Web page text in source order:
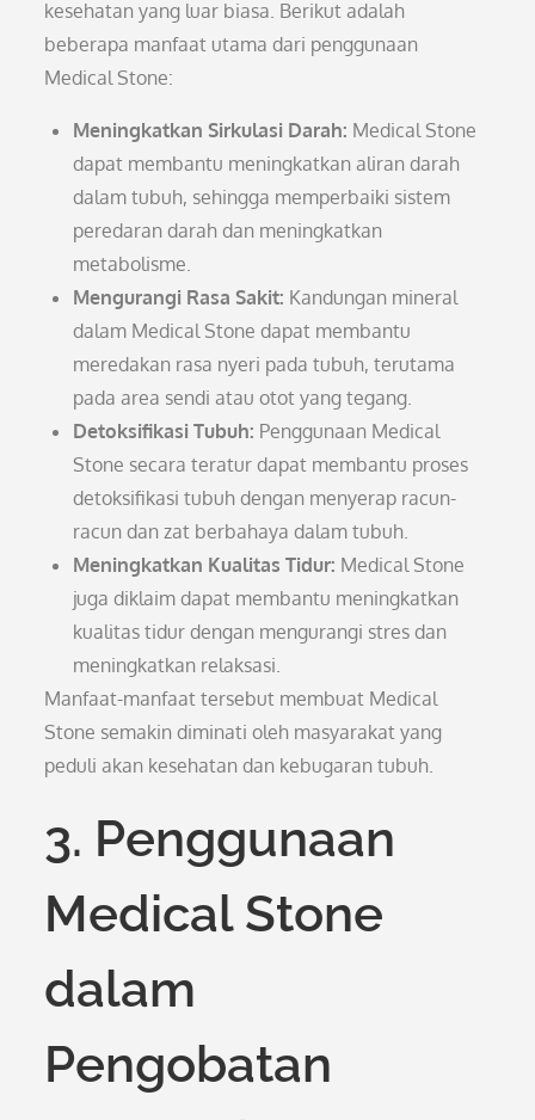
kesehatan yang luar biasa. Berikut adalah
beberapa manfaat utama dari penggunaan
Medical Stone:
Meningkatkan Sirkulasi Darah: Medical Stone
dapat membantu meningkatkan aliran darah
dalam tubuh, sehingga memperbaiki sistem
peredaran darah dan meningkatkan
metabolisme.
Mengurangi Rasa Sakit: Kandungan mineral
dalam Medical Stone dapat membantu
meredakan rasa nyeri pada tubuh, terutama
pada area sendi atau otot yang tegang.
Detoksifikasi Tubuh: Penggunaan Medical
Stone secara teratur dapat membantu proses
detoksifikasi tubuh dengan menyerap racun-
racun dan zat berbahaya dalam tubuh.
Meningkatkan Kualitas Tidur: Medical Stone
juga diklaim dapat membantu meningkatkan
kualitas tidur dengan mengurangi stres dan
meningkatkan relaksasi.
Manfaat-manfaat tersebut membuat Medical
Stone semakin diminati oleh masyarakat yang
peduli akan kesehatan dan kebugaran tubuh.
3. Penggunaan
Medical Stone
dalam
Pengobatan